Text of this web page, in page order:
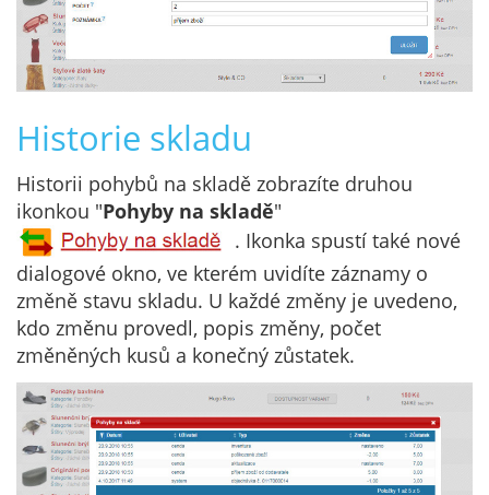
Historie skladu
Historii pohybů na skladě zobrazíte druhou
ikonkou "Pohyby na skladě"
. Ikonka spustí také nové
dialogové okno, ve kterém uvidíte záznamy o
změně stavu skladu. U každé změny je uvedeno,
kdo změnu provedl, popis změny, počet
změněných kusů a konečný zůstatek.